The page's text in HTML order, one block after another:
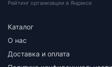
Рейтинг организации в Яндексе
Каталог
О нас
Доставка и оплата